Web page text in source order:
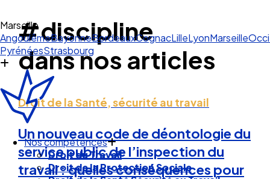
Marseille
AngoulêmeBayonneBordeauxCognacLilleLyonMarseille
PyrénéesStrasbourg
Nos compétences
Droit du Travail
Droit de la Protection Sociale
#discipline
dans nos articles
Droit de la Santé, sécurité au travail
Un nouveau code de déontologie du
service public de l’inspection du
travail : quelles conséquences pour